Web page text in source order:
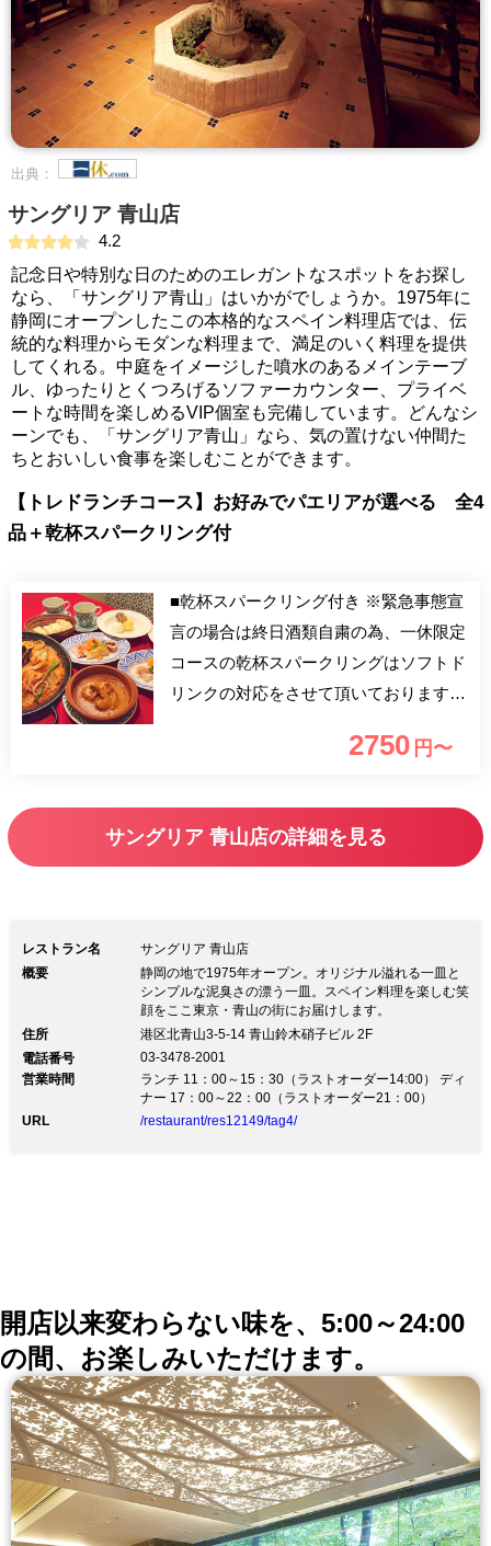
出典：
サングリア 青山店
4.2
記念日や特別な日のためのエレガントなスポットをお探し
なら、「サングリア青山」はいかがでしょうか。1975年に
静岡にオープンしたこの本格的なスペイン料理店では、伝
統的な料理からモダンな料理まで、満足のいく料理を提供
してくれる。中庭をイメージした噴水のあるメインテーブ
ル、ゆったりとくつろげるソファーカウンター、プライベ
ートな時間を楽しめるVIP個室も完備しています。どんなシ
ーンでも、「サングリア青山」なら、気の置けない仲間た
ちとおいしい食事を楽しむことができます。
【トレドランチコース】お好みでパエリアが選べる 全4
品＋乾杯スパークリング付
■乾杯スパークリング付き ※緊急事態宣
言の場合は終日酒類自粛の為、一休限定
コースの乾杯スパークリングはソフトド
リンクの対応をさせて頂いておりますの
ご提供している人気の【トレドランチコ
グ付きで平日もお愉しみいただけます！
旬の素材を最も美味しくオリジナル溢れ
お過ごしください。
2750 円〜
サングリア 青山店の詳細を見る
レストラン名
サングリア 青山店
概要
静岡の地で1975年オープン。オリジナル溢れる一皿と
シンプルな泥臭さの漂う一皿。スペイン料理を楽しむ笑
顔をここ東京・青山の街にお届けします。
住所
港区北青山3-5-14 青山鈴木硝子ビル 2F
電話番号
03-3478-2001
営業時間
ランチ 11：00～15：30（ラストオーダー14:00） ディ
ナー 17：00～22：00（ラストオーダー21：00）
URL
/restaurant/res12149/tag4/
開店以来変わらない味を、5:00～24:00
の間、お楽しみいただけます。